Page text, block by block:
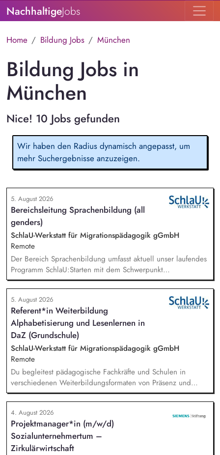
NachhaltigeJobs
Home Bildung Jobs München
Bildung Jobs in
München
Nice! 10 Jobs gefunden
Wir haben den Radius dynamisch angepasst, um
mehr Suchergebnisse anzuzeigen.
5. August 2026
Bereichsleitung Sprachenbildung (all
genders)
SchlaU-Werkstatt für Migrationspädagogik gGmbH
Remote
Der Bereich Sprachenbildung umfasst aktuell unser laufendes
Programm SchlaU:Starten mit dem Schwerpunkt
"Alphabetisierung in DaZ für die Grundschule" sowie
zukünftig weitere auf Unterrichtsmaterial bezogene Projekte
mit den Schwerpunkten sprachensensibles und
rassismuskritisches Deutschlernen von der Grundschule bis in
die Berufliche Bildung. Der Bereich Sprachenbildung
entwickelt in seinen Projekten dazu zielgruppengerechte und
innovative Unterrichtsmaterialien und begleitet pädagogische
Fachkräfte mit daran angeschlossenen
Weiterbildungsangeboten online wie offline.
5. August 2026
Referent*in Weiterbildung
Alphabetisierung und Lesenlernen in
DaZ (Grundschule)
SchlaU-Werkstatt für Migrationspädagogik gGmbH
Remote
Du begleitest pädagogische Fachkräfte und Schulen in
verschiedenen Weiterbildungsformaten von Präsenz und
Online-Workshops bis hin zu pädogischen Tagen und erstellst
Online-Selbstlernkurse für unsere Plattform schlau-lernen.org.
Die inhaltlichen Schwerpunkte liegen dabei auf den
Bereichen Lesen lernen, Mehrsprachigkeitsbewusstsein und
Alphabetisierung in der Grundschule.
4. August 2026
Projektmanager*in (m/w/d)
Sozialunternehmertum –
Zirkulärwirtschaft